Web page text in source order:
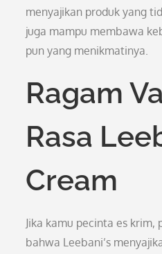
menyajikan produk yang
juga mampu membawa
pun yang menikmatinya.
Ragam
Rasa
Cream
Jika kamu pecinta es krim,
bahwa Leebani’s